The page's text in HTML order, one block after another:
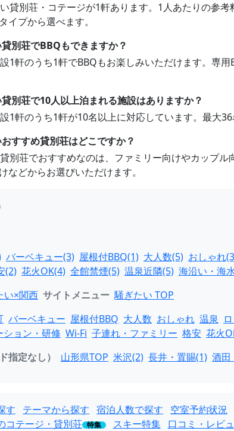
貸別荘・コテージが1軒あります。1人あたりの参
イプから選べます。
別荘でBBQもできますか？
1軒のうち1軒でBBQもお楽しみいただけます。専
別荘で10人以上泊まれる施設はありますか？
1軒のうち1軒が10名以上に対応しています。最大
すすめ貸別荘はどこですか？
別荘でおすすめなのは、ファミリー向けやカップ
などからお選びいただけます。
バーベキュー(3) 屋根付BBQ(1) 大人数(5) おしゃれ
(2) 花火OK(4) 全館禁煙(5) 温泉近隣(5) 海沿い・海
い×関西 サイトメニュー 騒ぎたい TOP
バーベキュー 屋根付BBQ 大人数 おしゃれ 温泉
ョン・研修 Wi-Fi 子連れ・ファミリー 格安 花火
指定なし）
山形県TOP 米沢(2) 長井・置賜(1) 酒田
す テーマから探す 宿泊人数で探す 空室予約状況
コテージ・貸別荘 特集 スキー特集 口コミ・レビ